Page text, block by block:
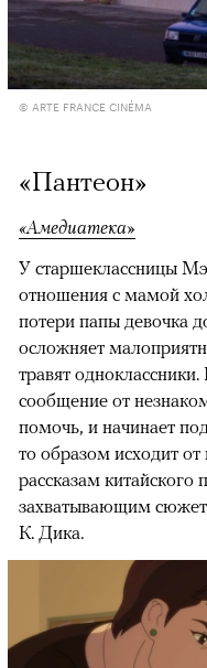
© ARTE FRANCE CINÉMA
«Пантеон»
«Амедиатека»
У старшеклассницы
отношения с мамой
потери папы девочка
осложняет
травят
сообщение от
помочь, и начинает
то образом исходит
рассказам
захватывающим
К. Дика.